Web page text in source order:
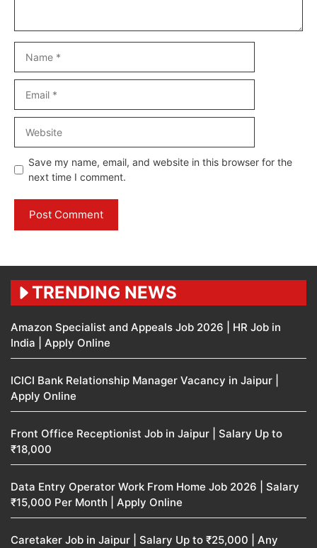
Save my name, email, and website in this browser for the
next time I comment.
TRENDING NEWS
Amazon Specialist and Appeals Job 2026 | HR Job in
India | Apply Online
ICICI Bank Relationship Manager Vacancy in Jaipur |
Apply Online
Front Office Receptionist Job in Jaipur | Salary Up to
₹18,000
Data Entry Operator Work From Home Job 2026 | Salary
₹15,000 Per Month | Apply Online
Caretaker Job in Jaipur | Salary Up to ₹25,000 | Any